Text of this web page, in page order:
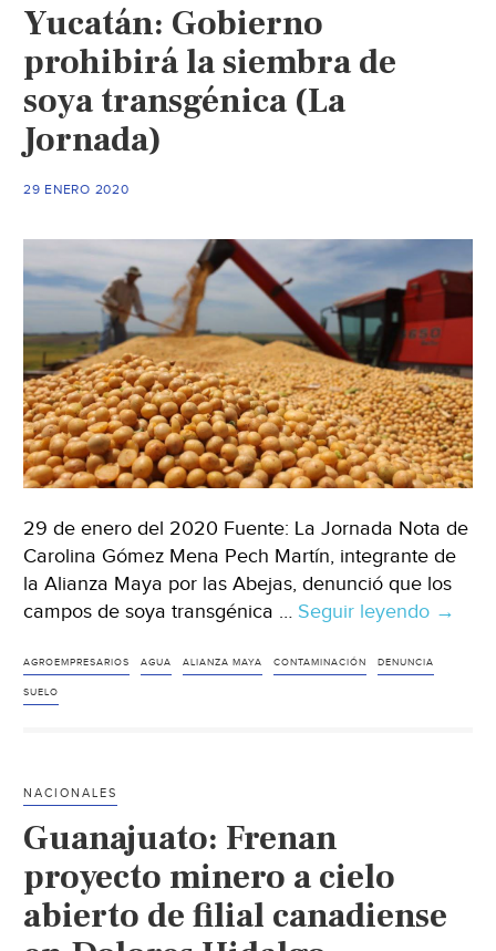
suelo
(El
Heraldo
de
Chihuahua)
Yucatán: Gobierno
prohibirá la siembra de
soya transgénica (La
Jornada)
29 ENERO 2020
29 de enero del 2020 Fuente: La Jornada Nota de
Carolina Gómez Mena Pech Martín, integrante de
la Alianza Maya por las Abejas, denunció que los
campos de soya transgénica … Seguir leyendo →
AGROEMPRESARIOS AGUA ALIANZA MAYA CONTAMINACIÓN DENUNCIA
SUELO
NACIONALES
Guanajuato: Frenan
proyecto minero a cielo
abierto de filial canadiense